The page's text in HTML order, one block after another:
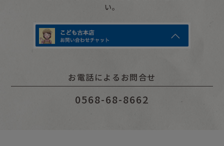
い。
お電話によるお問合せ
0568-68-8662